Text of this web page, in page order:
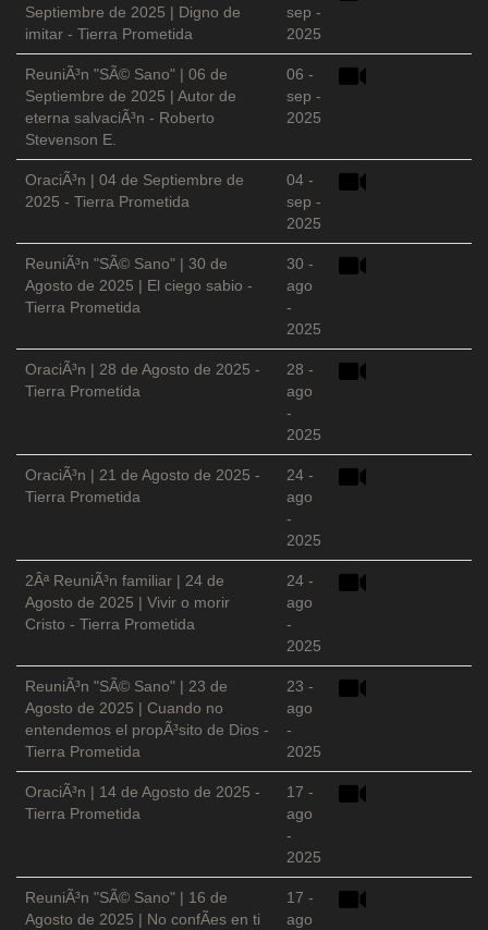
Septiembre de 2025 | Digno de
imitar - Tierra Prometida
sep -
2025
ReuniÃ³n "SÃ© Sano" | 06 de
Septiembre de 2025 | Autor de
eterna salvaciÃ³n - Roberto
Stevenson E.
06 -
sep -
2025
OraciÃ³n | 04 de Septiembre de
2025 - Tierra Prometida
04 -
sep -
2025
ReuniÃ³n "SÃ© Sano" | 30 de
Agosto de 2025 | El ciego sabio -
Tierra Prometida
30 -
ago
-
2025
OraciÃ³n | 28 de Agosto de 2025 -
Tierra Prometida
28 -
ago
-
2025
OraciÃ³n | 21 de Agosto de 2025 -
Tierra Prometida
24 -
ago
-
2025
2Âª ReuniÃ³n familiar | 24 de
Agosto de 2025 | Vivir o morir
Cristo - Tierra Prometida
24 -
ago
-
2025
ReuniÃ³n "SÃ© Sano" | 23 de
Agosto de 2025 | Cuando no
entendemos el propÃ³sito de Dios -
Tierra Prometida
23 -
ago
-
2025
OraciÃ³n | 14 de Agosto de 2025 -
Tierra Prometida
17 -
ago
-
2025
ReuniÃ³n "SÃ© Sano" | 16 de
Agosto de 2025 | No confÃ­es en ti
17 -
ago